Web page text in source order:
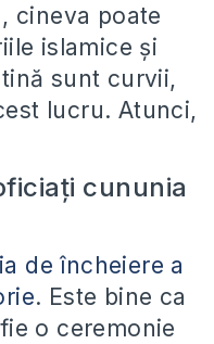
cineva poate
islamice şi
sunt curvii,
lucru. Atunci,
cununia
de încheiere a
. Este bine ca
o ceremonie